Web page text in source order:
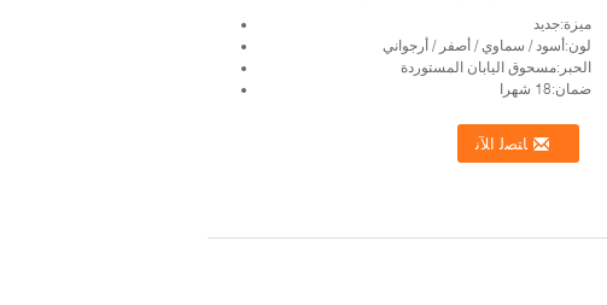
ميزة:جديد
لون:أسود / سماوي / أصفر / أرجواني
الحبر:مسحوق اليابان المستوردة
ضمان:18 شهرا